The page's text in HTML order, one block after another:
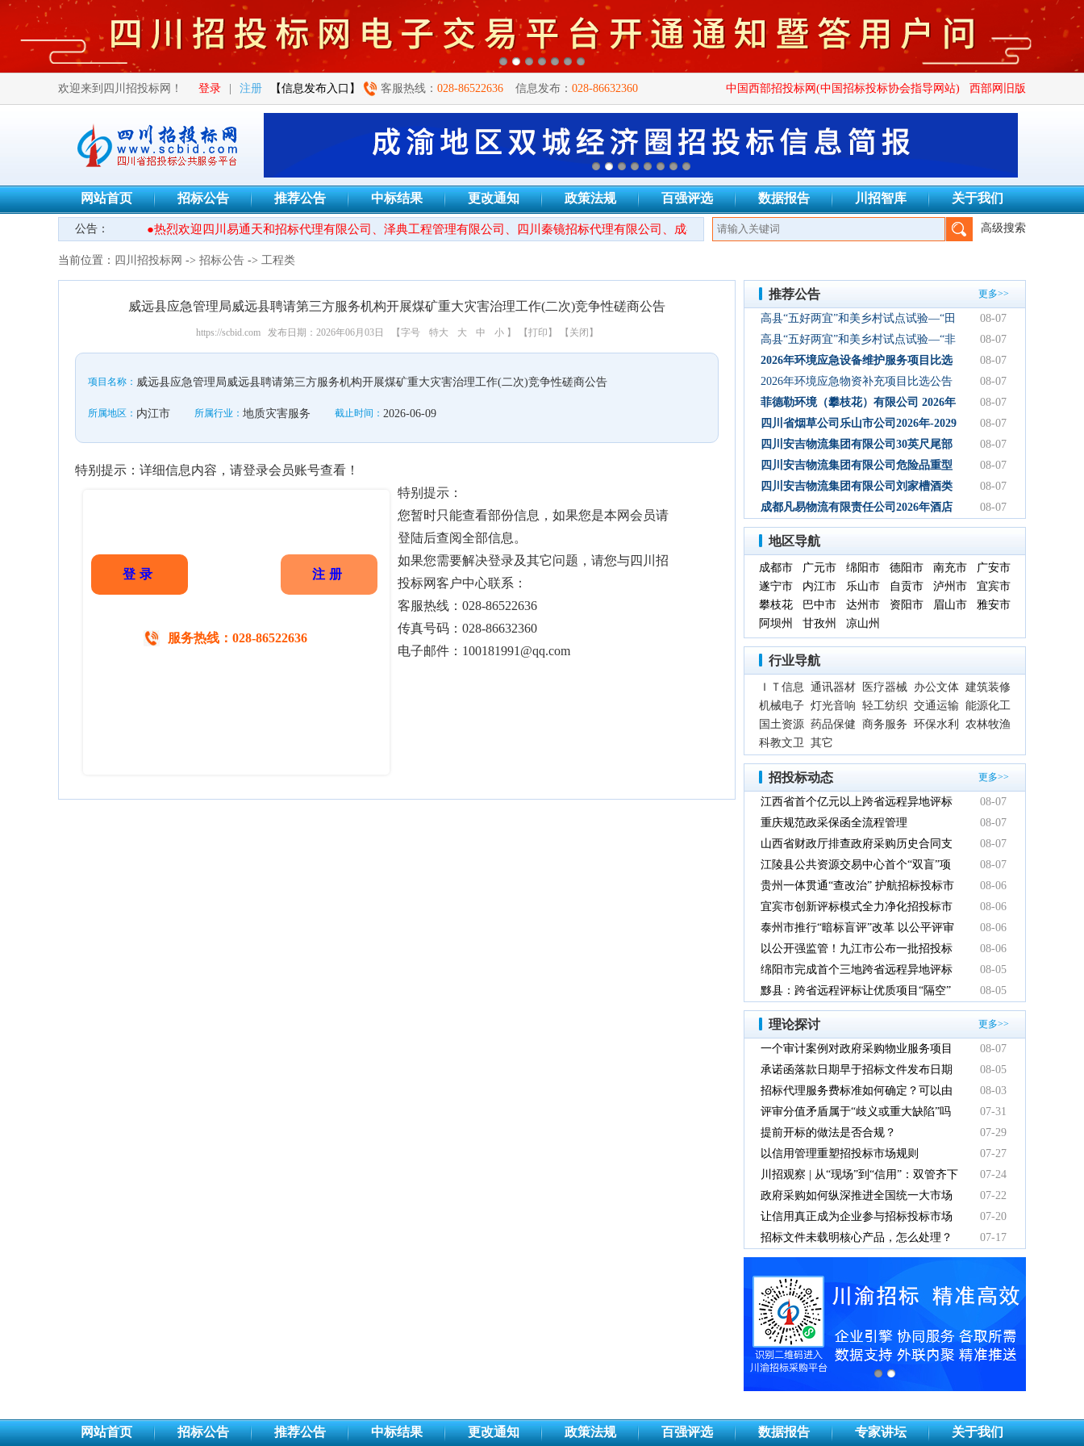
欢迎来到四川招投标网！ 登录 注册 【信息发布入口】 客服热线： 028-86522636 信息发布： 028-86632360 中国西部招投标网(中国招标投标协会指导网站) 西部网旧版
网站首页 招标公告 推荐公告 中标结果 更改通知 政策法规 百强评选 数据报告 川招智库 关于我们
公告： ●热烈欢迎四川易通天和招标代理有限公司、泽典工程管理有限公司、四川秦镜招标代理有限公司、成都万安建设项目管理有限公司、四川广群工程项目管理有限公司、四川
高级搜索
当前位置： 四川招投标网 -> 招标公告 -> 工程类
威远县应急管理局威远县聘请第三方服务机构开展煤矿重大灾害治理工作(二次)竞争性磋商公告
https://scbid.com 发布日期：2026年06月03日 【字号 特大 大 中 小】 【打印】 【关闭】
项目名称： 威远县应急管理局威远县聘请第三方服务机构开展煤矿重大灾害治理工作(二次)竞争性磋商公告
所属地区： 内江市 所属行业： 地质灾害服务 截止时间： 2026-06-09
特别提示：详细信息内容，请登录会员账号查看！
登录 注册
服务热线：028-86522636
特别提示：
您暂时只能查看部份信息，如果您是本网会员请
登陆后查阅全部信息。
如果您需要解决登录及其它问题，请您与四川招
投标网客户中心联系：
客服热线：028-86522636
传真号码：028-86632360
电子邮件：100181991@qq.com
推荐公告 更多>>
高县“五好两宜”和美乡村试点试验—“田
园逸趣•农耕研学”农文旅融合新场景项
目初步设计服务结果公告
08-07
高县“五好两宜”和美乡村试点试验—“非
遗传承·研学体验”文化产业园建设项目
初步设计服务结果公告
08-07
2026年环境应急设备维护服务项目比选
公告
08-07
2026年环境应急物资补充项目比选公告
08-07
菲德勒环境（攀枝花）有限公司 2026年
第三季度第二次碳酸钠 招标公告（第二
次）
08-07
四川省烟草公司乐山市公司2026年-2029
年乐山物流中心卷烟装卸分拣服务中标
候选人公示
08-07
四川安吉物流集团有限公司30英尺尾部
自卸式集装箱采购项目成交候选人公示
08-07
四川安吉物流集团有限公司危险品重型
罐式半挂车项目成交候选人公示
08-07
四川安吉物流集团有限公司刘家槽酒类
绿色智慧物流园职业病危害预评价服务
（二次）成交候选人公示
08-07
成都凡易物流有限责任公司2026年酒店
空调采购及安装项目（第三次）评审结
果公示
08-07
地区导航
成都市 广元市 绵阳市 德阳市 南充市
广安市
遂宁市
内江市 乐山市 自贡市 泸州市
宜宾市
攀枝花
巴中市 达州市 资阳市 眉山市
雅安市
阿坝州
甘孜州 凉山州
行业导航
ＩＴ信息 通讯器材 医疗器械 办公文体 建筑装修
机械电子 灯光音响 轻工纺织 交通运输 能源化工
国土资源 药品保健 商务服务 环保水利
农林牧渔
科教文卫 其它
招投标动态 更多>>
江西省首个亿元以上跨省远程异地评标
项目在鹰潭市完成
08-07
重庆规范政采保函全流程管理
08-07
山西省财政厅排查政府采购历史合同支
付情况
08-07
江陵县公共资源交易中心首个“双盲”项
目顺利完成
08-07
贵州一体贯通“查改治” 护航招标投标市
场规范健康发展
08-06
宜宾市创新评标模式全力净化招投标市
场环境
08-06
泰州市推行“暗标盲评”改革 以公平评审
推动政府采购提质增效
08-06
以公开强监管！九江市公布一批招投标
领域系统整治典型案例
08-06
绵阳市完成首个三地跨省远程异地评标
项目
08-05
黟县：跨省远程评标让优质项目“隔空”
落地
08-05
理论探讨 更多>>
一个审计案例对政府采购物业服务项目
的警示
08-07
承诺函落款日期早于招标文件发布日期
有效吗
08-05
招标代理服务费标准如何确定？可以由
中标人支付吗？
08-03
评审分值矛盾属于“歧义或重大缺陷”吗
07-31
提前开标的做法是否合规？
07-29
以信用管理重塑招投标市场规则
07-27
川招观察 | 从“现场”到“信用”：双管齐下
重塑招投标新秩序
07-24
政府采购如何纵深推进全国统一大市场
建设
07-22
让信用真正成为企业参与招标投标市场
竞争的“通行证”
07-20
招标文件未载明核心产品，怎么处理？
07-17
网站首页 招标公告 推荐公告 中标结果 更改通知 政策法规 百强评选 数据报告 专家讲坛 关于我们